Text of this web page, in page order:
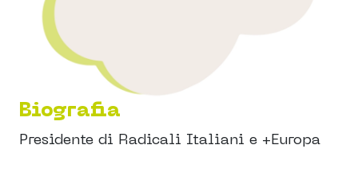
Biografia
Presidente di Radicali Italiani e +Europa